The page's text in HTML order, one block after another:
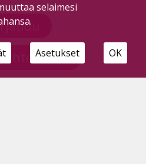
selaimesi
Asetukset OK